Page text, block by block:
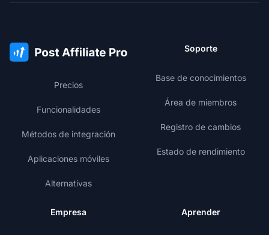
Precios
Funcionalidades
Métodos de integración
Aplicaciones móviles
Alternativas
Soporte
Base de conocimientos
Área de miembros
Registro de cambios
Estado de rendimiento
Empresa Aprender